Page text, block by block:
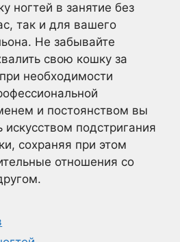
ногтей в занятие без
так и для вашего
Не забывайте
свою кошку за
необходимости
и постоянством вы
подстригания
сохраняя при этом
отношения со